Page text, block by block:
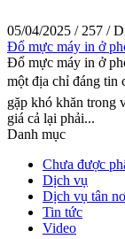
05/04/2025 / 257 /
Đổ mực máy in ở
Đổ mực máy in ở
một địa chỉ đáng tin
gặp khó khăn trong
giá cả lại phải...
Danh mục
Chưa được
Dịch vụ
Dịch vụ tân
Tin tức
Video